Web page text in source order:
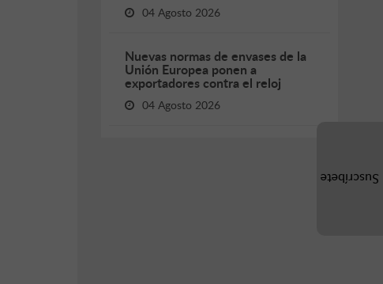
04 Agosto 2026
Nuevas normas de envases de la
Unión Europea ponen a
exportadores contra el reloj
04 Agosto 2026
Suscríbete